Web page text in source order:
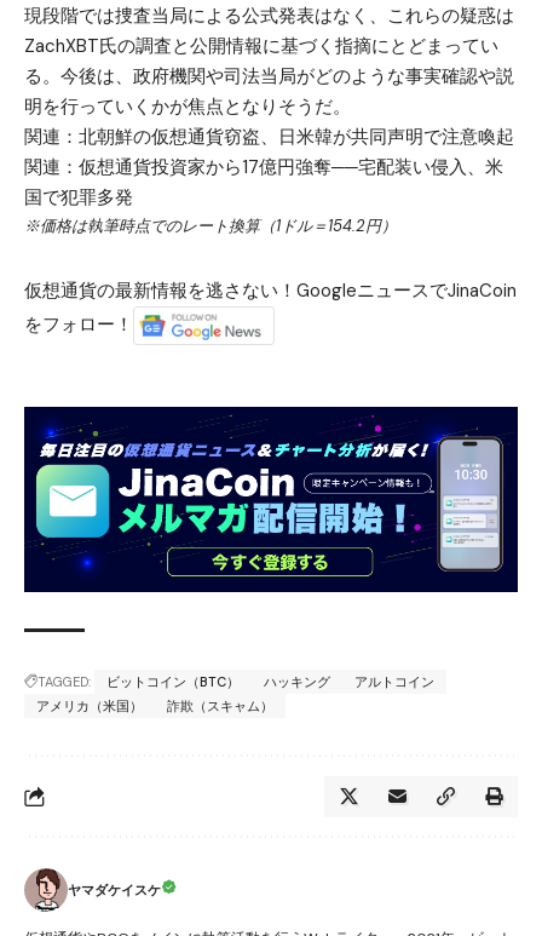
現段階では捜査当局による公式発表はなく、これらの疑惑は
ZachXBT氏の調査と公開情報に基づく指摘にとどまってい
る。今後は、政府機関や司法当局がどのような事実確認や説
明を行っていくかが焦点となりそうだ。
関連： 北朝鮮の仮想通貨窃盗、日米韓が共同声明で注意喚起
関連： 仮想通貨投資家から17億円強奪──宅配装い侵入、米
国で犯罪多発
※価格は執筆時点でのレート換算（1ドル＝154.2円）
仮想通貨の最新情報を逃さない！GoogleニュースでJinaCoin
をフォロー！
TAGGED: ビットコイン（BTC） ハッキング
アルトコイン
アメリカ（米国）
詐欺（スキャム）
ヤマダケイスケ